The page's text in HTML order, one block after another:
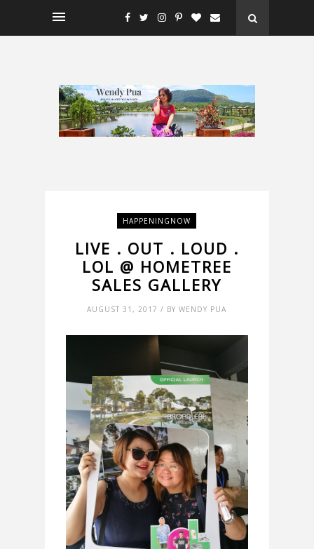
HAPPENINGNOW
LIVE . OUT . LOUD .
LOL @ HOMETREE
SALES GALLERY
AUGUST 31, 2017 / BY WENDY PUA